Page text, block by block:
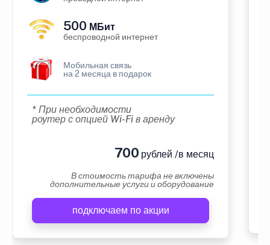
500 МБит
беспроводной интернет
Мобильная связь
на 2 месяца в подарок
* При необходимости
роутер с опцией Wi-Fi в аренду
700 рублей /в месяц
В стоимость тарифа не включены
дополнительные услуги и оборудование
подключаем по акции